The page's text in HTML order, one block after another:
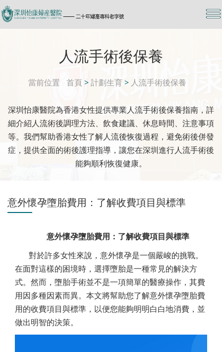
人流手術後保養
當前位置 首頁 >計劃生育> 人流手術後保養
深圳怡康醫院為香港女性提供專業人流手術後保養指南，詳
細介紹人流術後調理方法、飲食建議、休息時間、注意事項
等。我們幫助香港女性了解人流後恢復過程，避免術後併發
症，提供全面的術後護理指導，讓您在深圳進行人流手術後
能夠順利恢復健康。
意外懷孕墮胎費用：了解收費項目與標準
意外懷孕墮胎費用：了解收費項目與標準
對於許多女性來說，意外懷孕是一個嚴峻的挑戰。
在面對這樣的困境時，選擇墮胎是一種常見的解決方
式。然而，墮胎手術並不是一項簡單的醫療操作，其費
用因多種因素而異。本文將幫助您了解意外懷孕墮胎費
用的收費項目與標準，以便您能夠明明白白地消費，並
做出明智的決策。